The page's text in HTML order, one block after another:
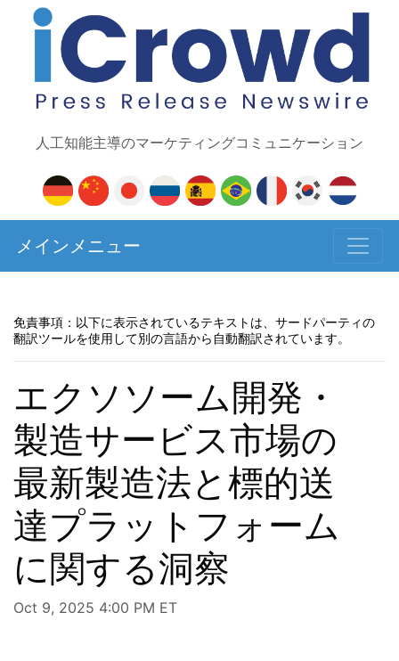
人工知能主導のマーケティングコミュニケーション
メインメニュー
免責事項：以下に表示されているテキストは、サードパーティの
翻訳ツールを使用して別の言語から自動翻訳されています。
エクソソーム開発・
製造サービス市場の
最新製造法と標的送
達プラットフォーム
に関する洞察
Oct 9, 2025 4:00 PM ET